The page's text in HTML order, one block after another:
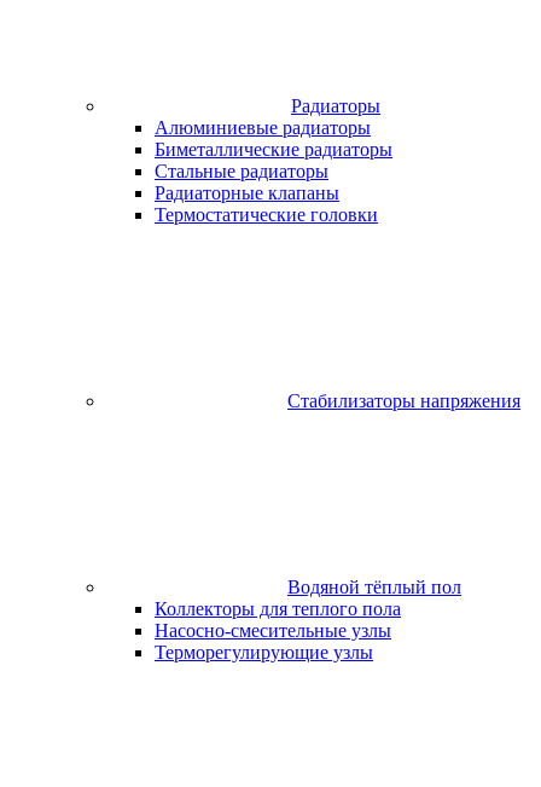
Радиаторы
Алюминиевые радиаторы
Биметаллические радиаторы
Стальные радиаторы
Радиаторные клапаны
Термостатические головки
Стабилизаторы напряжения
Водяной тёплый пол
Коллекторы для теплого пола
Насосно-смесительные узлы
Терморегулирующие узлы